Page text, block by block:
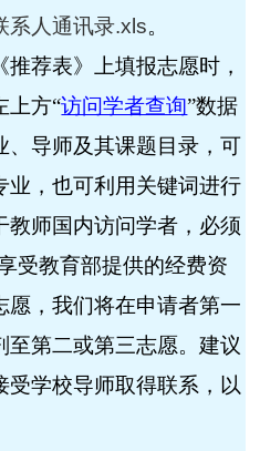
系人通讯录.xls。
荐表》上填报志愿时，
上方“访问学者查询”数据
、导师及其课题目录，可
业，也可利用关键词进行
教师国内访问学者，必须
受教育部提供的经费资
愿，我们将在申请者第一
第二或第三志愿。建议
受学校导师取得联系，以